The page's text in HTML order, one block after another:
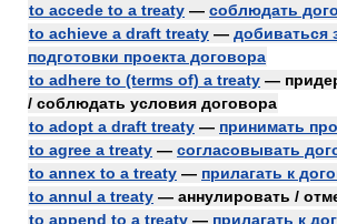
to accede to a treaty — соблюдать
to achieve a draft treaty — добиваться
подготовки проекта договора
to adhere to (terms of) a treaty —
/ соблюдать условия договора
to adopt a draft treaty — принимать
to agree a treaty — согласовывать
to annex to a treaty — прилагать к
to annul a treaty — аннулировать /
to append to a treaty — прилагать к